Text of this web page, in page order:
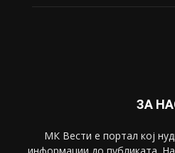
ЗА
МК Вести е портал коj